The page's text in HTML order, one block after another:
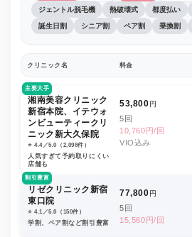
ジェントル脱毛機 熱破壊式 都度払い
誕生日割 シニア割 ペア割 乗換割
クリニック名 料金
主要大手
湘南美容クリニック
新宿本院、イテウォ
ンビューティークリ
ニック新大久保院
⭐️ 4.4／5.0（2,098件）
人気すぎて予約取りにくい
店舗も
53,800円
5回
10,760円/回
VIO込み
割引豊富
リゼクリニック新宿
東口院
⭐️ 4.1／5.0（150件）
学割、ペア割など割引豊富
77,800円
5回
15,560円/回